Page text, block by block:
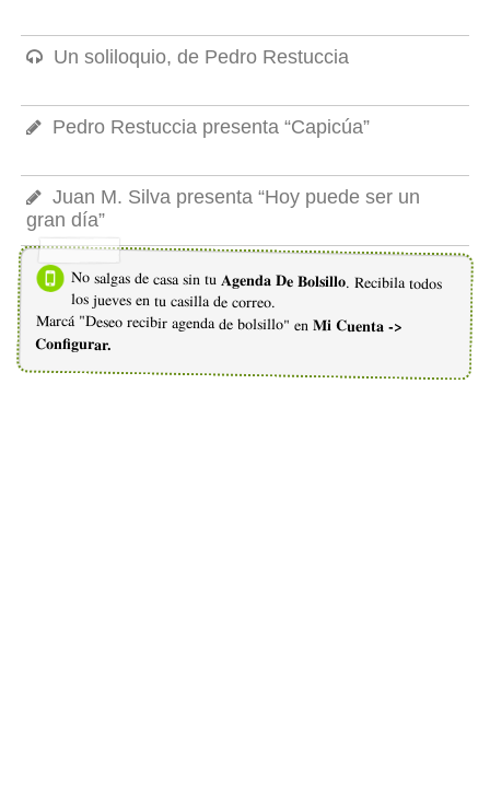
Un soliloquio, de Pedro Restuccia
Pedro Restuccia presenta “Capicúa”
Juan M. Silva presenta “Hoy puede ser un
gran día”
No salgas de casa sin tu Agenda De Bolsillo. Recibila todos
los jueves en tu casilla de correo.
Marcá "Deseo recibir agenda de bolsillo" en Mi Cuenta ->
Configurar.